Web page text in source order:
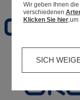
Wir geben Ihnen
verschiedenen
Klicken Sie hier,um
SICH